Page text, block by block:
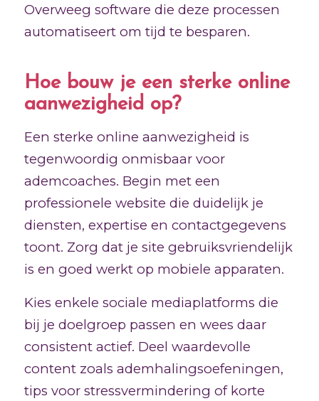
Overweeg software die deze processen
automatiseert om tijd te besparen.
Hoe bouw je een sterke online
aanwezigheid op?
Een sterke online aanwezigheid is
tegenwoordig onmisbaar voor
ademcoaches. Begin met een
professionele website die duidelijk je
diensten, expertise en contactgegevens
toont. Zorg dat je site gebruiksvriendelijk
is en goed werkt op mobiele apparaten.
Kies enkele sociale mediaplatforms die
bij je doelgroep passen en wees daar
consistent actief. Deel waardevolle
content zoals ademhalingsoefeningen,
tips voor stressvermindering of korte